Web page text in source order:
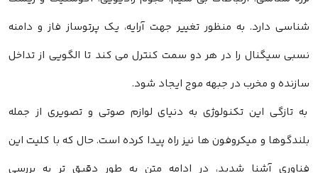
شناسی دارد. به منظور تغییر جهت آرایه، یک پرتوساز فاز و دامنه
نسبی سیگنال را در هر دو سمت کنترل می کند تا الگویی از تداخل
سازنده و مخرب در جبهه موج ایجاد شود.
به تازگی این تکنولوژی به دنیای لوازم صوتی و تصویری از جمله
بلندگوها و میکروفون ها نیز راه پیدا کرده است. حال که با کلیت این
فناوری آشنا شدید، در ادامه متن به طور دقیق تر به بررسی